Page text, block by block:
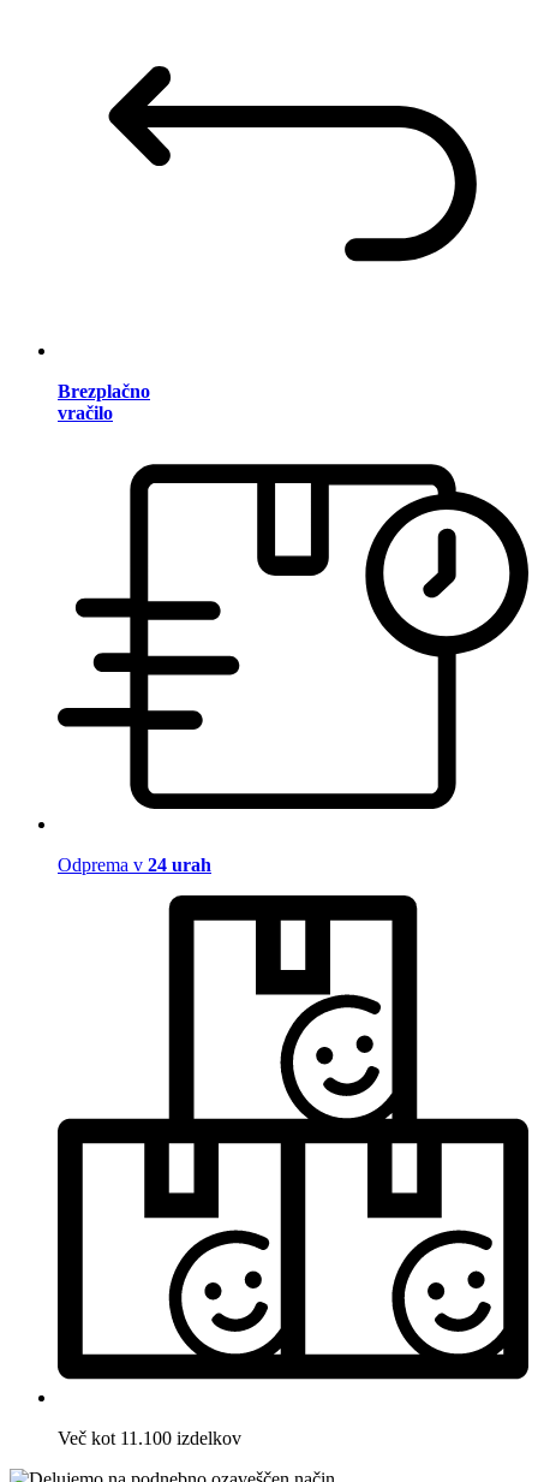
Brezplačno
vračilo
Odprema v 24 urah
Več kot 11.100 izdelkov